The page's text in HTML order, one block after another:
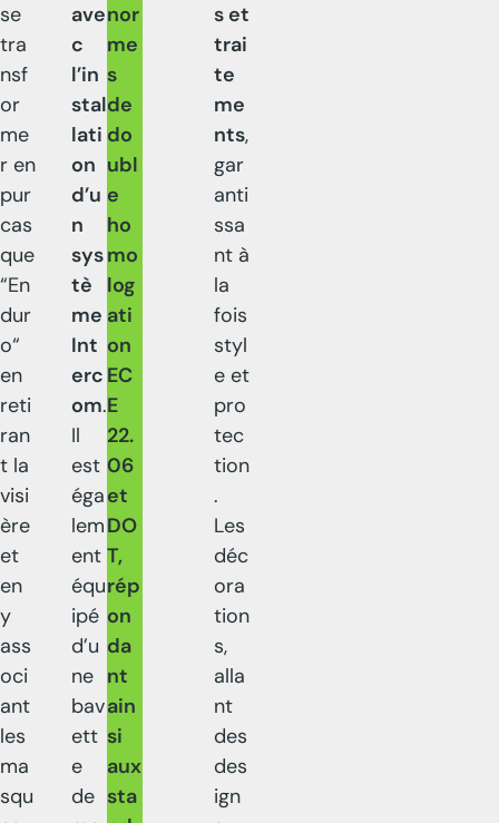
se
tra
nsf
or
me
r en
pur
cas
que
“En
dur
o“
en
reti
ran
t la
visi
ère
et
en
y
ass
oci
ant
les
ma
squ
ave
c
l’in
stal
lati
on
d’u
n
sys
tè
me
Int
erc
om.
Il
est
éga
lem
ent
équ
ipé
d’u
ne
bav
ett
e
de
nor
me
s
de
do
ubl
e
ho
mo
log
ati
on
EC
E
22.
06
et
DO
T,
rép
on
da
nt
ain
si
aux
sta
s et
trai
te
me
nts,
gar
anti
ssa
nt à
la
fois
styl
e et
pro
tec
tion
.
Les
déc
ora
tion
s,
alla
nt
des
des
ign